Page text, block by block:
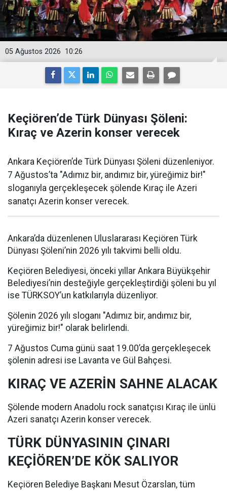
10:26
05 Ağustos 2026
Keçiören’de Türk Dünyası Şöleni:
Kıraç ve Azerin konser verecek
Ankara Keçiören’de Türk Dünyası Şöleni düzenleniyor.
7 Ağustos’ta "Adımız bir, andımız bir, yüreğimiz bir!"
sloganıyla gerçekleşecek şölende Kıraç ile Azeri
sanatçı Azerin konser verecek.
Ankara’da düzenlenen Uluslararası Keçiören Türk
Dünyası Şöleni’nin 2026 yılı takvimi belli oldu.
Keçiören Belediyesi, önceki yıllar Ankara Büyükşehir
Belediyesi’nin desteğiyle gerçekleştirdiği şöleni bu yıl
ise TÜRKSOY’un katkılarıyla düzenliyor.
Şölenin 2026 yılı sloganı "Adımız bir, andımız bir,
yüreğimiz bir!" olarak belirlendi.
7 Ağustos Cuma günü saat 19.00’da gerçekleşecek
şölenin adresi ise Lavanta ve Gül Bahçesi.
KIRAÇ VE AZERİN SAHNE ALACAK
Şölende modern Anadolu rock sanatçısı Kıraç ile ünlü
Azeri sanatçı Azerin konser verecek.
TÜRK DÜNYASININ ÇINARI
KEÇİÖREN’DE KÖK SALIYOR
Keçiören Belediye Başkanı Mesut Özarslan, tüm